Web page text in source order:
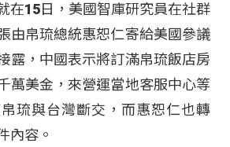
在15日，美國智庫研究員在社群
由帛琉總統惠恕仁寄給美國參議
露，中國表示將訂滿帛琉飯店房
萬美金，來營運當地客服中心等
琉與台灣斷交，而惠恕仁也轉
內容。